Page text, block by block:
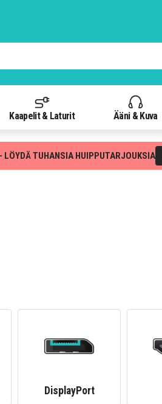
Kaapelit & Laturit Ääni & Kuva
LÖYDÄ TUHANSIA HUIPPUTARJOUKSIA
DisplayPort